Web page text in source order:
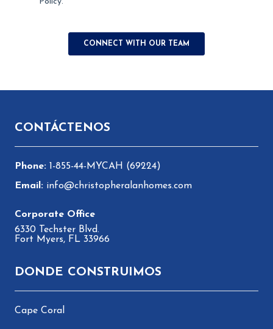
CONTÁCTENOS
1-855-44-MYCAH (69224)
info@christopheralanhomes.com
6330 Techster Blvd.
Fort Myers, FL 33966
DONDE CONSTRUIMOS
Cape Coral